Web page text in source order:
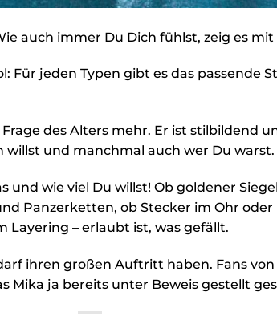
auch immer Du Dich fühlst, zeig es mit
Für jeden Typen gibt es das passende
des Alters mehr. Er ist stilbildend
willst und manchmal auch wer Du warst.
und wie viel Du willst! Ob goldener
Panzerketten, ob Stecker im Ohr oder
– erlaubt ist, was gefällt.
ihren großen Auftritt haben. Fans von
Mika ja bereits unter Beweis gestellt